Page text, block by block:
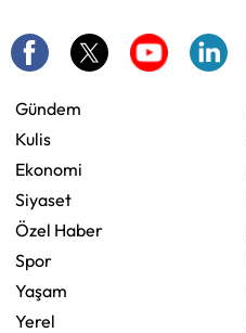
Gündem
Kulis
Ekonomi
Siyaset
Özel Haber
Spor
Yaşam
Yerel